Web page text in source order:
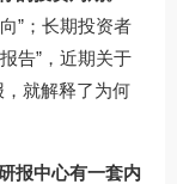
”；长期投资者
告”，近期关于
就解释了为何
报中心有一套内